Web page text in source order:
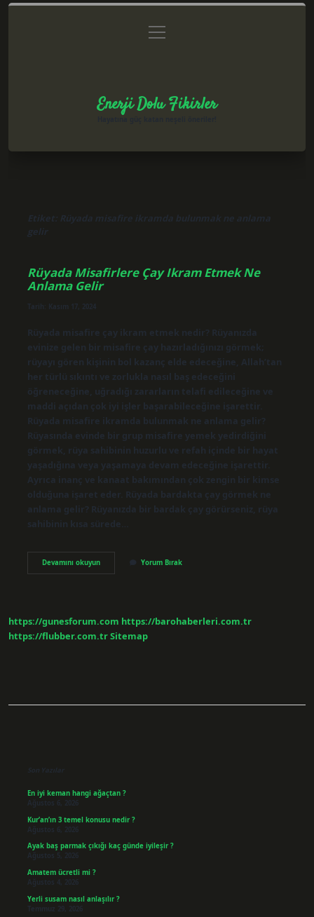
Gizlilik Politikası
menüyü
aç
Enerji Dolu Fikirler
Etiket: Rüyada misafire ikramda bulunmak ne anlama
gelir
Rüyada Misafirlere Çay Ikram Etmek Ne
Anlama Gelir
Tarih: Kasım 17, 2024
Rüyada misafire çay ikram etmek nedir? Rüyanızda
evinize gelen bir misafire çay hazırladığınızı görmek;
rüyayı gören kişinin bol kazanç elde edeceğine, Allah’tan
her türlü sıkıntı ve zorlukla nasıl baş edeceğini
öğreneceğine, uğradığı zararların telafi edileceğine ve
maddi açıdan çok iyi işler başarabileceğine işarettir.
Rüyada misafire ikramda bulunmak ne anlama gelir?
Rüyasında evinde bir grup misafire yemek yedirdiğini
görmek, rüya sahibinin huzurlu ve refah içinde bir hayat
yaşadığına veya yaşamaya devam edeceğine işarettir.
Ayrıca inanç ve kanaat bakımından çok zengin bir kimse
olduğuna işaret eder. Rüyada bardakta çay görmek ne
anlama gelir? Rüyanızda bir bardak çay görürseniz, rüya
sahibinin kısa sürede…
Devamını okuyunRüyada
Misafirlere
Anlama
Yorum Bırak
https://gunesforum.com https://barohaberleri.com.tr
https://flubber.com.trSitemap
Son Yazılar
En iyi keman hangi ağaçtan ?
Ağustos 6, 2026
Kur’an’ın 3 temel konusu nedir ?
Ağustos 6, 2026
Ayak baş parmak çıkığı kaç günde iyileşir ?
Ağustos 5, 2026
Amatem ücretli mi ?
Ağustos 4, 2026
Yerli susam nasıl anlaşılır ?
Temmuz 29, 2026